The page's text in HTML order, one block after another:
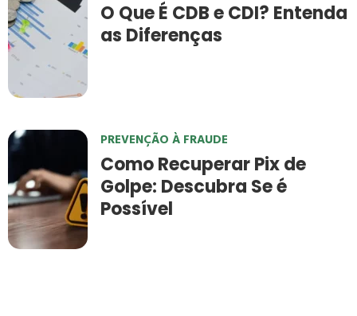
O Que É CDB e CDI? Entenda
as Diferenças
PREVENÇÃO À FRAUDE
Como Recuperar Pix de
Golpe: Descubra Se é
Possível